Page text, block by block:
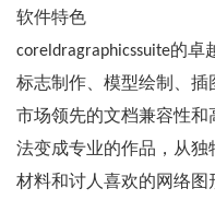
软件特色
coreldragraphicssuite的
标志制作、模型绘制、插
市场领先的文档兼容性
法变成专业的作品，从
材料和讨人喜欢的网络图